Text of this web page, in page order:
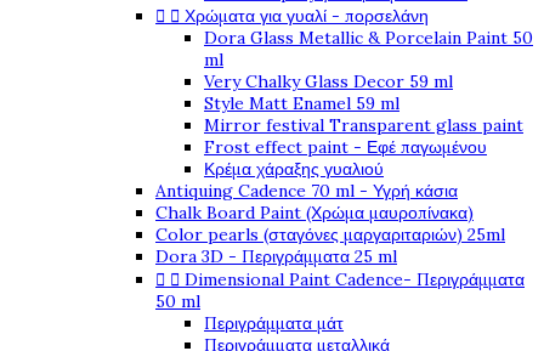
  Χρώματα για γυαλί - πορσελάνη
Dora Glass Metallic & Porcelain Paint 50
ml
Very Chalky Glass Decor 59 ml
Style Matt Enamel 59 ml
Mirror festival Transparent glass paint
Frost effect paint - Εφέ παγωμένου
Κρέμα χάραξης γυαλιού
Antiquing Cadence 70 ml - Υγρή κάσια
Chalk Board Paint (Χρώμα μαυροπίνακα)
Color pearls (σταγόνες μαργαριταριών) 25ml
Dora 3D - Περιγράμματα 25 ml
  Dimensional Paint Cadence- Περιγράμματα
50 ml
Περιγράμματα μάτ
Περιγράμματα μεταλλικά